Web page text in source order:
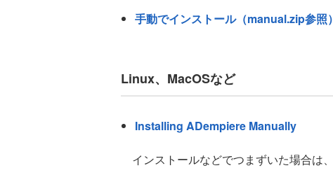
手動でインストール（manual.zip参照）
Linux、MacOSなど
Installing ADempiere Manually
インストールなどでつまずいた場合は、